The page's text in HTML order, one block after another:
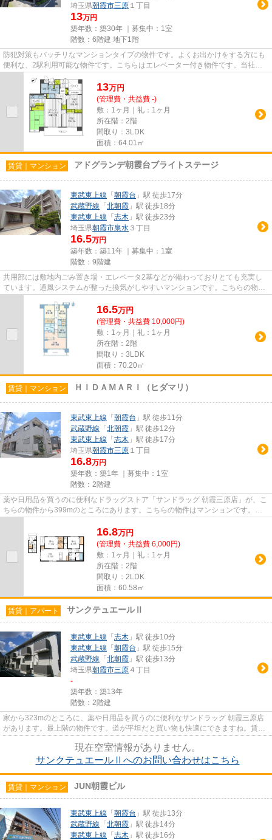
埼玉県朝霞市三原 １丁目
13万円
築年数：築30年 ｜募集中： 1室
階数：6階建 地下1階
防犯対策もバッチリなマンションタイプの物件です。よくお出かけをする方にも
便利な、2駅利用可能な物件です。こちらはエレベーター付き物件です。当社ス
タッフが地域の賃貸情報をご提...
13万円
(管理費・共益費 -)
敷：1ヶ月｜礼：1ヶ月
所在階：2階
間取り：3LDK
面積：64.01㎡
賃貸｜マンション アドグランデ朝霞台ブライトステージ
東武東上線 「 朝霞台 」駅 徒歩17分
武蔵野線 「 北朝霞 」駅 徒歩18分
東武東上線 「 志木 」駅 徒歩23分
埼玉県朝霞市泉水 ３丁目
16.5万円
築年数：築11年 ｜募集中： 1室
階数：9階建
共用部には敷地内ごみ置き場・エレベータ2基などが備わっておりとても充実し
ています。通風システムが整った換気がしやすいマンションです。こちらの物件
16.5万円
(管理費・共益費 10,000円)
敷：1ヶ月｜礼：1ヶ月
所在階：2階
間取り：3LDK
面積：70.20㎡
賃貸｜マンション ＨＩＤＡＭＡＲＩ（ヒダマリ）
東武東上線 「 朝霞台 」駅 徒歩11分
武蔵野線 「 北朝霞 」駅 徒歩12分
東武東上線 「 志木 」駅 徒歩17分
埼玉県朝霞市三原 １丁目
16.8万円
築年数：築1年 ｜募集中： 1室
階数：2階建
薬や日用品を買うのに便利なドラッグストア「サンドラッグ 朝霞三原店」が、こ
ちらの物件から399mのところにあります。こちらの物件はマンションです。物
16.8万円
(管理費・共益費 6,000円)
敷：1ヶ月｜礼：1ヶ月
所在階：2階
間取り：2LDK
面積：60.58㎡
賃貸｜アパート サンクテュエールⅡ
東武東上線 「 志木 」駅 徒歩10分
東武東上線 「 朝霞台 」駅 徒歩15分
武蔵野線 「 北朝霞 」駅 徒歩13分
埼玉県朝霞市三原 ４丁目
-
築年数：築13年
階数：2階建
家から323mのところに、薬や日用品を買うのに便利なサンドラッグ 朝霞三原店
があります。最上階の物件です。道が平坦だと買い物も快適にできますね。賃貸
現在空室情報がありません。
サンクテュエールⅡへのお問い合わせはこちら
賃貸｜マンション JUN朝霞ビル
東武東上線 「 朝霞台 」駅 徒歩13分
武蔵野線 「 北朝霞 」駅 徒歩14分
東武東上線 「 志木 」駅 徒歩16分